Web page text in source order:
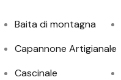
Baita di montagna
Capannone Artigianale
Cascinale